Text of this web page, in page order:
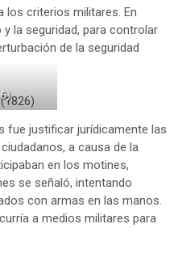
los criterios militares. En
la seguridad, para controlar
de la seguridad
fue justificar jurídicamente las
a causa de la
en los motines,
se señaló, intentando
con armas en las manos.
a medios militares para